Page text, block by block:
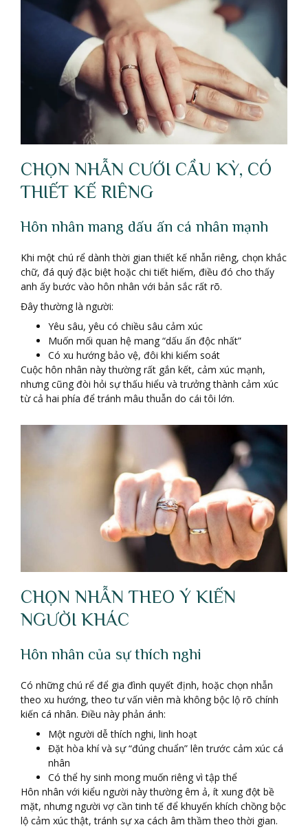
CHỌN NHẪN CƯỚI CẦU KỲ, CÓ
THIẾT KẾ RIÊNG
Hôn nhân mang dấu ấn cá nhân mạnh
Khi một chú rể dành thời gian thiết kế nhẫn riêng, chọn khắc
chữ, đá quý đặc biệt hoặc chi tiết hiếm, điều đó cho thấy
anh ấy bước vào hôn nhân với bản sắc rất rõ.
Đây thường là người:
Yêu sâu, yêu có chiều sâu cảm xúc
Muốn mối quan hệ mang “dấu ấn độc nhất”
Có xu hướng bảo vệ, đôi khi kiểm soát
Cuộc hôn nhân này thường rất gắn kết, cảm xúc mạnh,
nhưng cũng đòi hỏi sự thấu hiểu và trưởng thành cảm xúc
từ cả hai phía để tránh mâu thuẫn do cái tôi lớn.
CHỌN NHẪN THEO Ý KIẾN
NGƯỜI KHÁC
Hôn nhân của sự thích nghi
Có những chú rể để gia đình quyết định, hoặc chọn nhẫn
theo xu hướng, theo tư vấn viên mà không bộc lộ rõ chính
kiến cá nhân. Điều này phản ánh:
Một người dễ thích nghi, linh hoạt
Đặt hòa khí và sự “đúng chuẩn” lên trước cảm xúc cá
nhân
Có thể hy sinh mong muốn riêng vì tập thể
Hôn nhân với kiểu người này thường êm ả, ít xung đột bề
mặt, nhưng người vợ cần tinh tế để khuyến khích chồng bộc
lộ cảm xúc thật, tránh sự xa cách âm thầm theo thời gian.